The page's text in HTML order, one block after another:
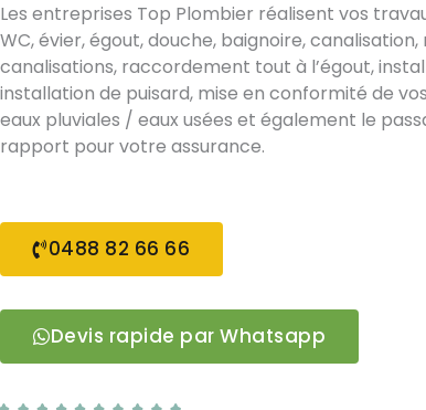
Les entreprises Top Plombier réalisent vos
WC, évier, égout, douche, baignoire,
canalisations, raccordement tout à l’égout,
installation de puisard, mise en conformité de
eaux pluviales / eaux usées et également le
rapport pour votre assurance.
0488 82 66 66
Devis rapide par Whatsapp